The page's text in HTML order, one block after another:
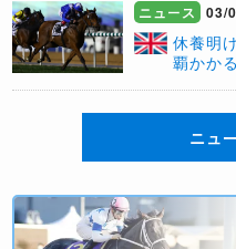
ニュース 03/
休養明
覇かか
ニュ